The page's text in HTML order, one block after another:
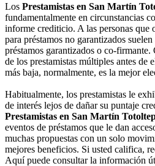
Los Prestamistas en San Martín
fundamentalmente en circunstancias
informe crediticio. A las personas que
para préstamos no garantizados
préstamos garantizados o co-firmante.
de los prestamistas múltiples antes de
más baja, normalmente, es la mejor
Habitualmente, los prestamistas le
de interés lejos de dañar su puntaje
Prestamistas en San Martín
eventos de préstamos que le dan
muchas propuestas con un solo
mejores beneficios. Si usted califica,
Aquí puede consultar la información